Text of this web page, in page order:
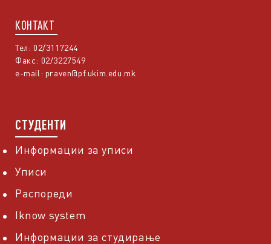
КОНТАКТ
Тел: 02/3117244
Факс: 02/3227549
e-mail: praven@pf.ukim.edu.mk
СТУДЕНТИ
Информации за уписи
Уписи
Распореди
Iknow system
Информации за студирање